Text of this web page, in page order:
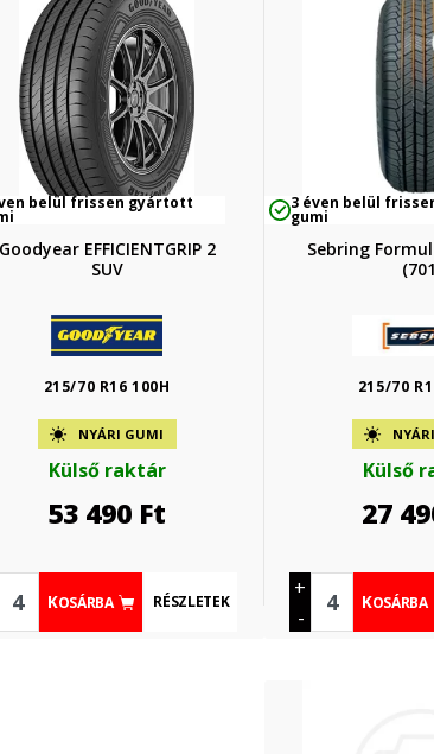
belül frissen gyártott
Goodyear EFFICIENTGRIP 2
SUV
215/70 R16 100H
NYÁRI GUMI
Külső raktár
53 490 Ft
KOSÁRBA RÉSZLETEK
3 éven belül
gumi
Sebring
215/70
Külső
27
+
-
KOSÁRBA